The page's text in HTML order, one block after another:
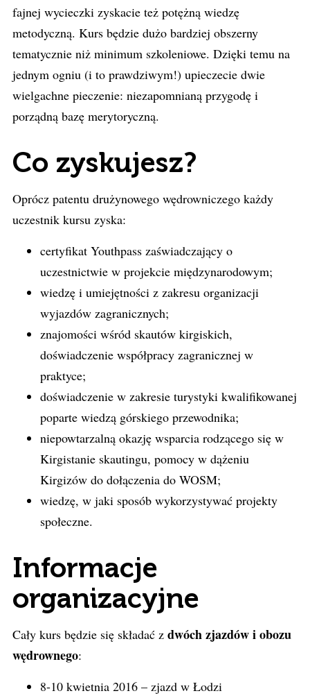
fajnej wycieczki zyskacie też potężną wiedzę
metodyczną. Kurs będzie dużo bardziej obszerny
tematycznie niż minimum szkoleniowe. Dzięki temu na
jednym ogniu (i to prawdziwym!) upieczecie dwie
wielgachne pieczenie: niezapomnianą przygodę i
porządną bazę merytoryczną.
Co zyskujesz?
Oprócz patentu drużynowego wędrowniczego każdy
uczestnik kursu zyska:
certyfikat Youthpass zaświadczający o
uczestnictwie w projekcie międzynarodowym;
wiedzę i umiejętności z zakresu organizacji
wyjazdów zagranicznych;
znajomości wśród skautów kirgiskich,
doświadczenie współpracy zagranicznej w
praktyce;
doświadczenie w zakresie turystyki kwalifikowanej
poparte wiedzą górskiego przewodnika;
niepowtarzalną okazję wsparcia rodzącego się w
Kirgistanie skautingu, pomocy w dążeniu
Kirgizów do dołączenia do WOSM;
wiedzę, w jaki sposób wykorzystywać projekty
społeczne.
Informacje
organizacyjne
Cały kurs będzie się składać z dwóch zjazdów i obozu
wędrownego:
8-10 kwietnia 2016 – zjazd w Łodzi